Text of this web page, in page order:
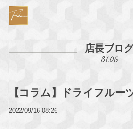
店長ブログ
【コラム】ドライフルー
2022/09/16 08:26